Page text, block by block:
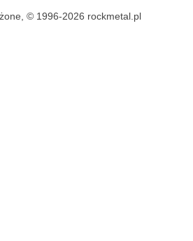
© 1996-2026 rockmetal.pl